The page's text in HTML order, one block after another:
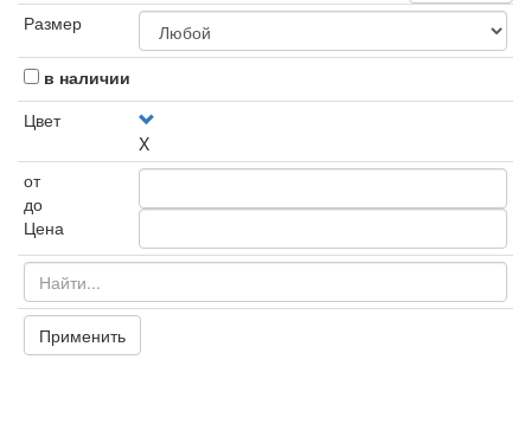
Размер
в наличии
Цвет
X
от
до
Цена
Применить